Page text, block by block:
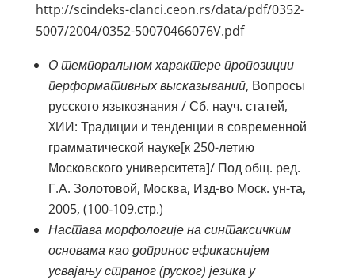
http://scindeks-clanci.ceon.rs/data/pdf/0352-
5007/2004/0352-50070466076V.pdf
О темпоральном характере пропозиции
перформативных высказываний, Вопросы
русского языкознания / Сб. науч. статей,
XИИ: Традиции и тенденции в современной
грамматической науке[к 250-летию
Московского университета]/ Под общ. ред.
Г.А. Золотовой, Москва, Изд-во Моск. ун-та,
2005, (100‑109.стр.)
Настава морфологије на синтаксичким
основама као допринос ефикаснијем
усвајању страног (руског) језика у